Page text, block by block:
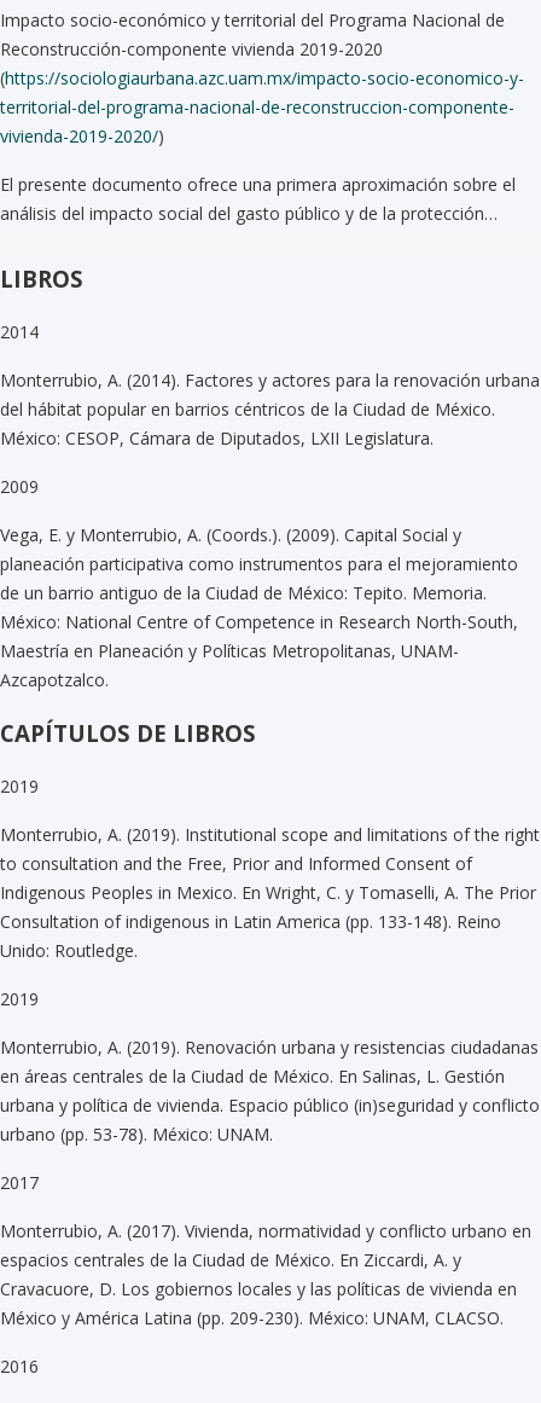
Impacto socio-económico y territorial del Programa Nacional de
Reconstrucción-componente vivienda 2019-2020
(https://sociologiaurbana.azc.uam.mx/impacto-socio-economico-y-
territorial-del-programa-nacional-de-reconstruccion-componente-
vivienda-2019-2020/)
El presente documento ofrece una primera aproximación sobre el
análisis del impacto social del gasto público y de la protección…
LIBROS
2014
Monterrubio, A. (2014). Factores y actores para la renovación urbana
del hábitat popular en barrios céntricos de la Ciudad de México.
México: CESOP, Cámara de Diputados, LXII Legislatura.
2009
Vega, E. y Monterrubio, A. (Coords.). (2009). Capital Social y
planeación participativa como instrumentos para el mejoramiento
de un barrio antiguo de la Ciudad de México: Tepito. Memoria.
México: National Centre of Competence in Research North-South,
Maestría en Planeación y Políticas Metropolitanas, UNAM-
Azcapotzalco.
CAPÍTULOS DE LIBROS
2019
Monterrubio, A. (2019). Institutional scope and limitations of the right
to consultation and the Free, Prior and Informed Consent of
Indigenous Peoples in Mexico. En Wright, C. y Tomaselli, A. The Prior
Consultation of indigenous in Latin America (pp. 133-148). Reino
Unido: Routledge.
2019
Monterrubio, A. (2019). Renovación urbana y resistencias ciudadanas
en áreas centrales de la Ciudad de México. En Salinas, L. Gestión
urbana y política de vivienda. Espacio público (in)seguridad y conflicto
urbano (pp. 53-78). México: UNAM.
2017
Monterrubio, A. (2017). Vivienda, normatividad y conflicto urbano en
espacios centrales de la Ciudad de México. En Ziccardi, A. y
Cravacuore, D. Los gobiernos locales y las políticas de vivienda en
México y América Latina (pp. 209-230). México: UNAM, CLACSO.
2016